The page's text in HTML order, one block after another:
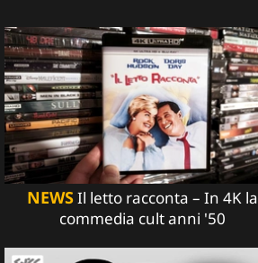
NEWSIl letto racconta – In 4K la
commedia cult anni '50